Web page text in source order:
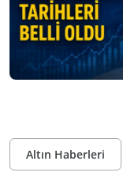
Altın Haberleri